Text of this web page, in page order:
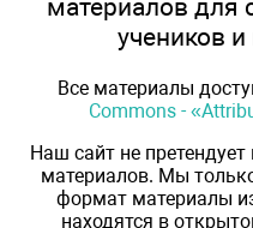
материалов для
учеников и
Все материалы
Commons -
Наш сайт не
материалов. Мы
формат материалы
находятся в